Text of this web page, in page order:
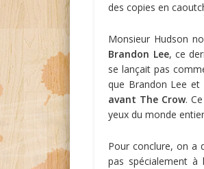
des copies en
Monsieur Hudson
Brandon Lee, ce
se lançait pas
que Brandon Lee et
avant The Crow.
yeux du monde
Pour conclure, on a
pas spécialement à